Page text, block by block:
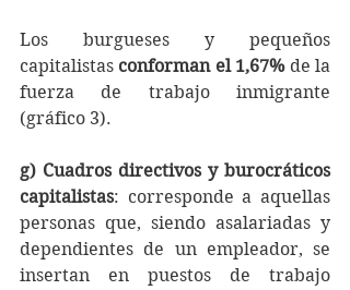
Los burgueses y pequeños
capitalistas conforman el 1,67% de la
fuerza de trabajo inmigrante
(gráfico 3).
g) Cuadros directivos y burocráticos
capitalistas: corresponde a aquellas
personas que, siendo asalariadas y
dependientes de un empleador, se
insertan en puestos de trabajo